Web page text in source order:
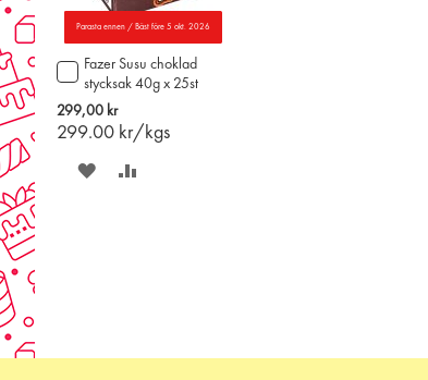
Parasta ennen / Bäst före 5 okt. 2026
Fazer Susu choklad
stycksak 40g x 25st
299,00 kr
299.00 kr/kgs
Lägg
till
varukorgen
SPARA